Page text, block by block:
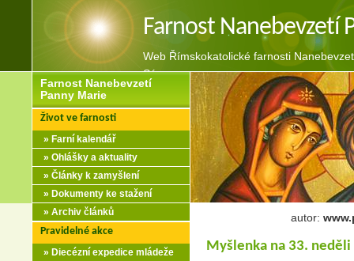
Farnost Nanebevzetí
Web Římskokatolické farnosti
Sázavou
Farnost Nanebevzetí
Panny Marie
Život ve farnosti
» Farní kalendář
» Ohlášky a aktuality
» Články k zamyšlení
» Dokumenty ke stažení
» Archiv článků
Pravidelné akce
» Diecézní expedice mládeže
autor:
Myšlenka na 33.